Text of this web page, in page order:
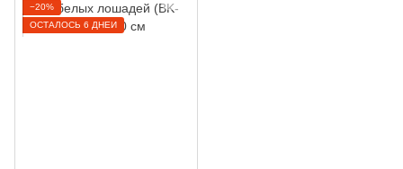
−20%
ОСТАЛОСЬ 6 ДНЕЙ